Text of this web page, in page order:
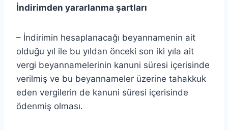
İndirimden yararlanma şartları
– İndirimin hesaplanacağı beyannamenin ait
olduğu yıl ile bu yıldan önceki son iki yıla ait
vergi beyannamelerinin kanuni süresi içerisinde
verilmiş ve bu beyannameler üzerine tahakkuk
eden vergilerin de kanuni süresi içerisinde
ödenmiş olması.